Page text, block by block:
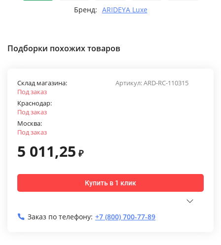
Бренд: ARIDEYA Luxe
Подборки похожих товаров
Артикул:ARD-RС-110315
Склад магазина:
Под заказ
Краснодар:
Под заказ
Москва:
Под заказ
5 011,25 ₽
Купить в 1 клик
Заказ по телефону: +7 (800) 700-77-89